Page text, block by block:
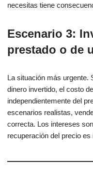
necesitas tiene
Escenario 3:
prestado o de
La situación más urgente.
dinero invertido, el costo
independientemente del
escenarios realistas,
correcta. Los intereses
recuperación del precio